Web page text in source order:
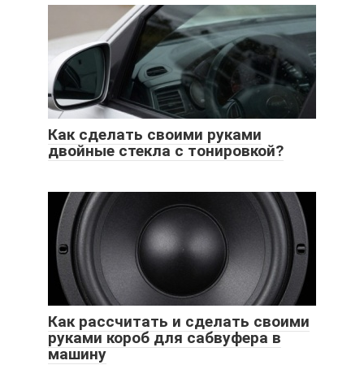
Как сделать своими руками
двойные стекла с тонировкой?
Как рассчитать и сделать своими
руками короб для сабвуфера в
машину